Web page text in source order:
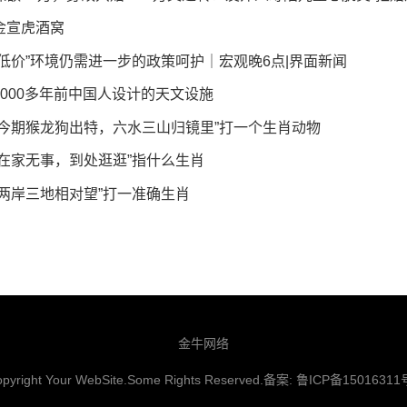
宣虎酒窝
价”环境仍需进一步的政策呵护｜宏观晚6点|界面新闻
多年前中国人设计的天文设施
期猴龙狗出特，六水三山归镜里”打一个生肖动物
家无事，到处逛逛”指什么生肖
岸三地相对望”打一准确生肖
金牛网络
Your WebSite.Some Rights Reserved.备案: 鲁ICP备15016311